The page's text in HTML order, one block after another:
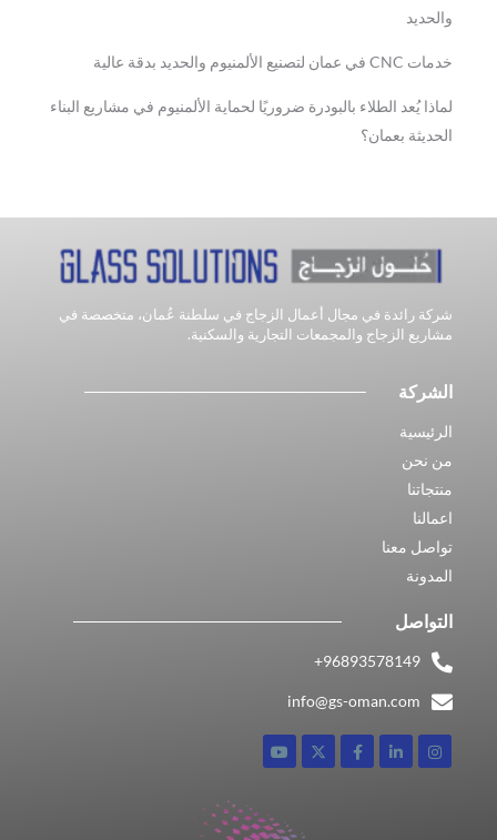
والحديد
خدمات CNC في عمان لتصنيع الألمنيوم والحديد بدقة عالية
لماذا يُعد الطلاء بالبودرة ضروريًا لحماية الألمنيوم في مشاريع البناء
الحديثة بعمان؟
شركة رائدة في مجال أعمال الزجاج في سلطنة عُمان، متخصصة في
مشاريع الزجاج والمجمعات التجارية والسكنية.
الشركة
الرئيسية
من نحن
منتجاتنا
اعمالنا
تواصل معنا
المدونة
التواصل
96893578149​+
info@gs-oman.com